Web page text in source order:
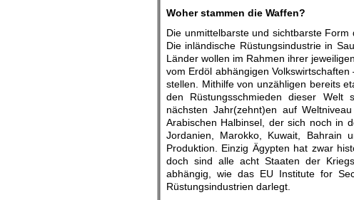
Woher stammen die Waffen?
Die unmittelbarste und sichtbarste
Die inländische Rüstungsindustrie in
Länder wollen im Rahmen ihrer
vom Erdöl abhängigen
stellen. Mithilfe von unzähligen bereits
den Rüstungsschmieden dieser Welt
nächsten Jahr(zehnt)en auf
Arabischen Halbinsel, der sich noch in
Jordanien, Marokko, Kuwait, Bahrain
Produktion. Einzig Ägypten hat zwar
doch sind alle acht Staaten der
abhängig, wie das EU Institute for
Rüstungsindustrien darlegt.